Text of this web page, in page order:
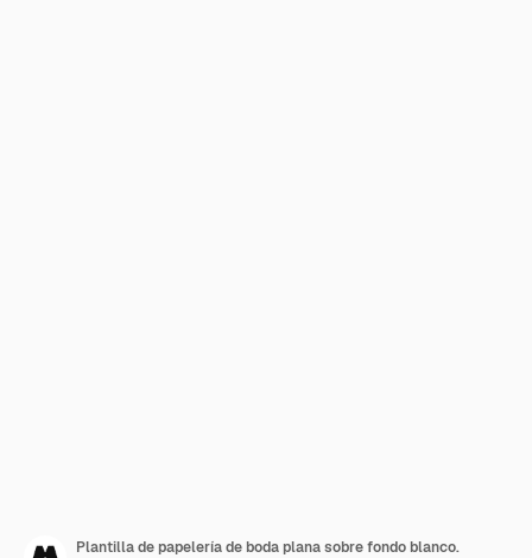
Plantilla de papelería de boda plana sobre fondo blanco.